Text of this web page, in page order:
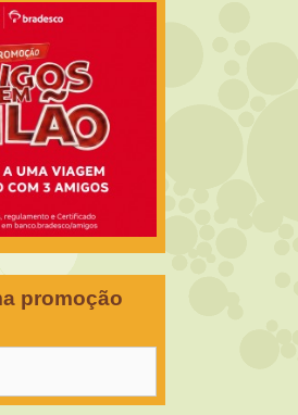
promoção